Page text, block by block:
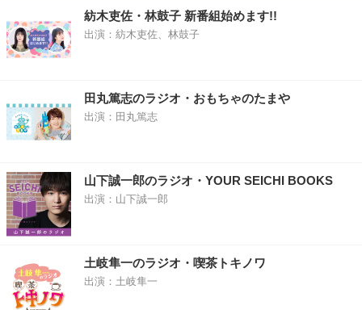
紡木吏佐・林鼓子 新番組始めます!!
出演：紡木吏佐、林鼓子
田丸篤志のラジオ・おもちゃのたまや
出演：田丸篤志
山下誠一郎のラジオ・YOUR SEICHI BOOKS
出演：山下誠一郎
土岐隼一のラジオ・喫茶トキノワ
出演：土岐隼一